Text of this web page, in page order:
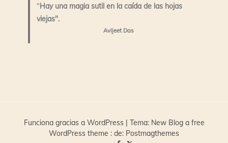
"Hay una magia sutil en la caída de las hojas
viejas".
Avijeet Das
Funciona gracias a WordPress | Tema: New Blog a free
WordPress theme : de: Postmagthemes